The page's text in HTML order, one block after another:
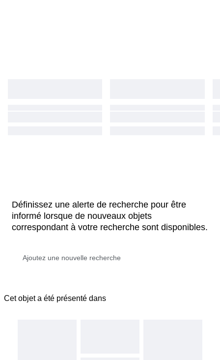
Définissez une alerte de recherche pour être
informé lorsque de nouveaux objets
correspondant à votre recherche sont disponibles.
Cet objet a été présenté dans